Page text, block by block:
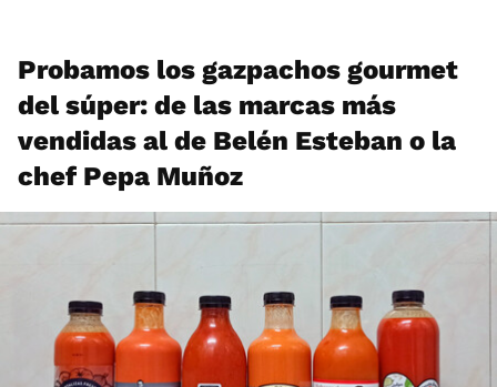
Probamos los gazpachos gourmet
del súper: de las marcas más
vendidas al de Belén Esteban o la
chef Pepa Muñoz